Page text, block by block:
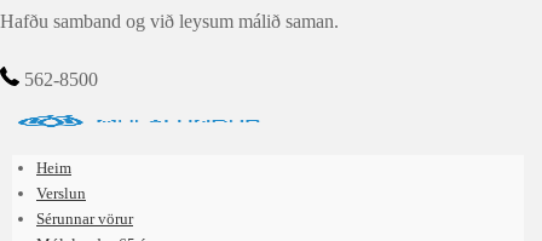
Hafðu samband og við leysum málið saman.
562-8500
Heim
Verslun
Sérunnar vörur